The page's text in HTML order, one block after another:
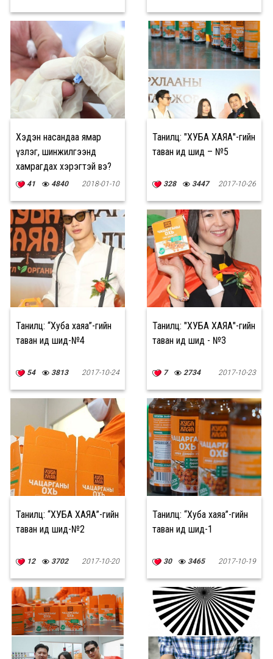
Хэдэн насандаа ямар
үзлэг, шинжилгээнд
хамрагдах хэрэгтэй вэ?
41 4840 2018-01-10
Танилц: "ХУБА ХАЯА"-гийн
таван ид шид – №5
328 3447 2017-10-26
Танилц: “Хуба хаяа”-гийн
таван ид шид-№4
54 3813 2017-10-24
Танилц: "ХУБА ХАЯА"-гийн
таван ид шид - №3
7 2734 2017-10-23
Танилц: “ХУБА ХАЯА”-гийн
таван ид шид-№2
12 3702 2017-10-20
Танилц: “Хуба хаяа”-гийн
таван ид шид-1
30 3465 2017-10-19